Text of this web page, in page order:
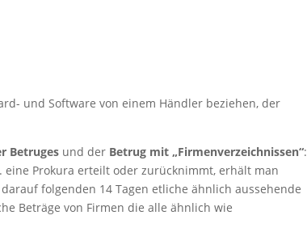
und Software von einem Händler beziehen, der
Betruges und der Betrug mit „Firmenverzeichnissen“:
Prokura erteilt oder zurücknimmt, erhält man
folgenden 14 Tagen etliche ähnlich aussehende
Beträge von Firmen die alle ähnlich wie